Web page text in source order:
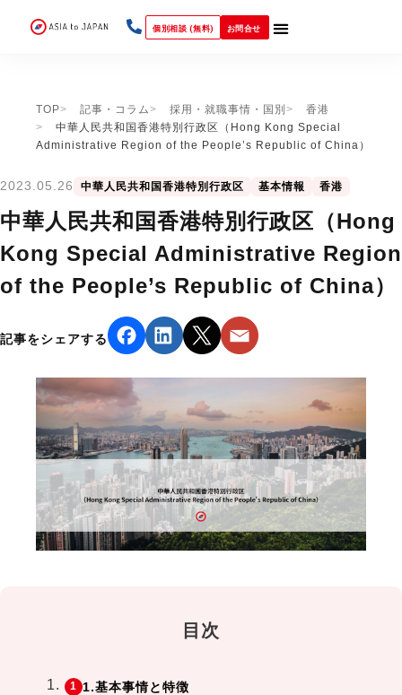
個別相談 (無料) お問合せ
TOP 記事・コラム 採用・就職事情・国別
香港
中華人民共和国香港特別行政区（Hong Kong Special
Administrative Region of the People’s Republic of China）
2023.05.26 中華人民共和国香港特別行政区 基本情報 香港
中華人民共和国香港特別行政区（Hong
Kong Special Administrative Region
of the People’s Republic of China）
記事をシェアする
目次
1.基本事情と特徴